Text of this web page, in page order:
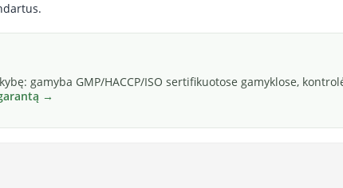
gamyba GMP/HACCP/ISO sertifikuotose gamyklose,
→